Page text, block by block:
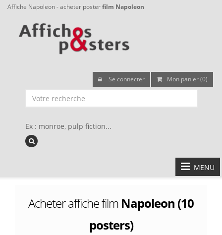
Affiche Napoleon - acheter posterfilm Napoleon
Se connecter Mon panier (0)
Ex : monroe, pulp fiction...
MENU
Acheter affiche film Napoleon (10
posters)